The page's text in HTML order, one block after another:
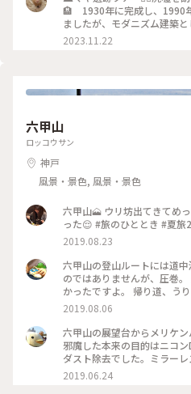
🏨 1930年に完成し、1990
ましたが、モダニズム建築
珍しい国の有形文化財とし
のために、セット🎹や機材
駅に売っていました。ちょっ
的🎬
2023.11.22
六甲山
ロッコウサン
神戸
風景・景色, 風景・景色
六甲山🗻 ウリ坊出てきてめ
2019.08.23
六甲山の登山ルートには道
のではありませんが、圧巻
かったですよ。 帰り道、う
2019.08.06
六甲山の展望台からメリケ
邪魔した本来の目的はニコ
ダスト除去でした。ミラー
てもらい…作業完了‼️ “さ、
か…“ 会話が終わる前に拉致
2019.06.24